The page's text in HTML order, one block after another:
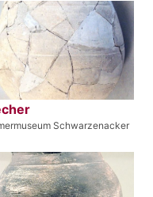
Schwarzenacker